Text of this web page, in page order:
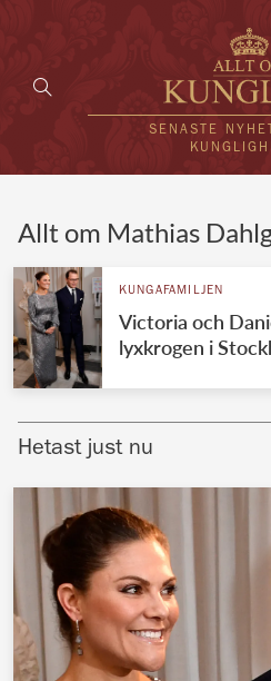
SENASTE
VÄRLDENS
Norska
Spanska
Nederländska
Allt om Mathias
KUNGAFAMILJEN
Victoria och
lyxkrogen i
Hetast just nu